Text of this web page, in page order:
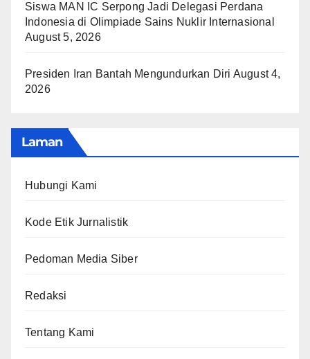
Siswa MAN IC Serpong Jadi Delegasi Perdana
Indonesia di Olimpiade Sains Nuklir Internasional
August 5, 2026
Presiden Iran Bantah Mengundurkan Diri August 4,
2026
Laman
Hubungi Kami
Kode Etik Jurnalistik
Pedoman Media Siber
Redaksi
Tentang Kami